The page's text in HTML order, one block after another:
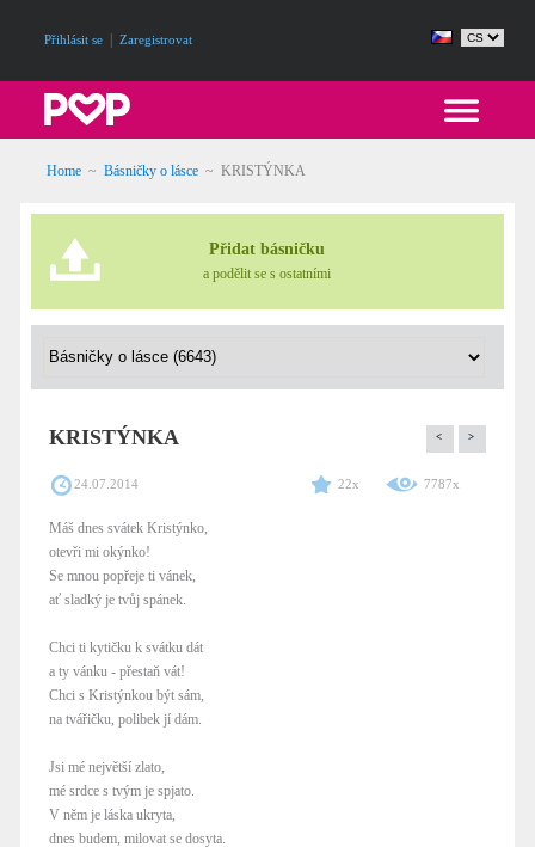
Přihlásit se Zaregistrovat
Home ~ Básničky o lásce ~ KRISTÝNKA
Přidat básničku
a podělit se s ostatními
KRISTÝNKA < >
24.07.2014 22x 7787x
Máš dnes svátek Kristýnko,
otevři mi okýnko!
Se mnou popřeje ti vánek,
ať sladký je tvůj spánek.
Chci ti kytičku k svátku dát
a ty vánku - přestaň vát!
Chci s Kristýnkou být sám,
na tvářičku, polibek jí dám.
Jsi mé největší zlato,
mé srdce s tvým je spjato.
V něm je láska ukryta,
dnes budem, milovat se dosyta.